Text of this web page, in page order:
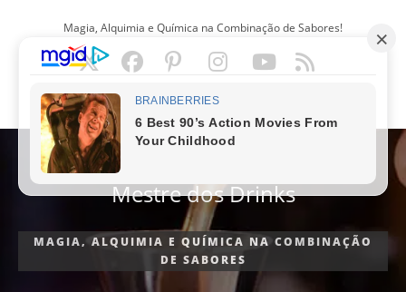
Magia, Alquimia e Química na Combinação de Sabores!
PORTUGUÊS
Mestre dos Drinks
MAGIA, ALQUIMIA E QUÍMICA NA COMBINAÇÃO
DE SABORES